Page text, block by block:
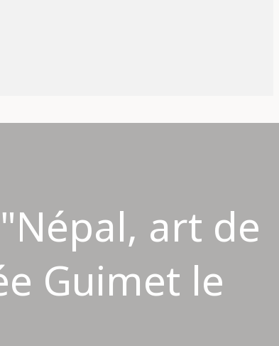
art de
Guimet le